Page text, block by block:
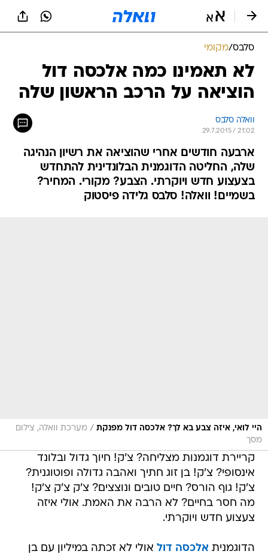
סלבס/מקומי
לא תאמינו כמה אלכסה דול
הוציאה על הרכב הראשון שלה
וואלה סלבס
29.7.2015 / 21:02
ארבעה חודשים אחרי שהוציאה את רשיון הנהיגה
שלה, החליטה הדוגמנית הבלונדינית להתחדש
בצעצוע חדש ויוקרתי. הצבע? מקורי. המחיר?
בשמיים! וואלה! סלבס גלידה פיסטוק
היי לואי, איזה צבע בא לך? אלכסה דול מפנקת / מערכת וואלה, צילום
מסך
קריירת דוגמנות מצליחה? צ'ק! חיוך גדול ובלונד
אינסופי? צ'ק! בן זוג חתיך ואהבה גדולה ופוטוגנית?
צ'ק! גוף הורס? חיים טובים ונוצצים? צ'ק צ'ק צ'ק!
מה חסר בחיים? לא הרבה את האמת. אולי איזה
צעצוע חדש ויוקרתי.
הדוגמנית אלכסה דול אולי לא זכתה במיליון עם בן